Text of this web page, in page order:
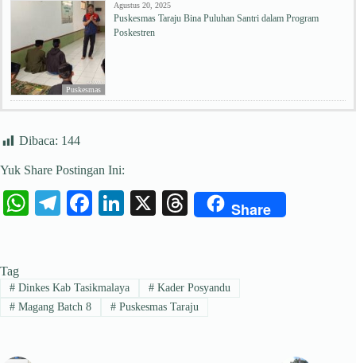
Puskesmas
Agustus 20, 2025
Puskesmas Taraju Bina Puluhan Santri dalam Program
Poskestren
Dibaca: 144
Yuk Share Postingan Ini:
W
A
pp
Te
a
m
Fa
ok
Li
In
X
T
ds
Share
Tag
#Dinkes Kab Tasikmalaya #Kader Posyandu
#Magang Batch 8 #Puskesmas Taraju